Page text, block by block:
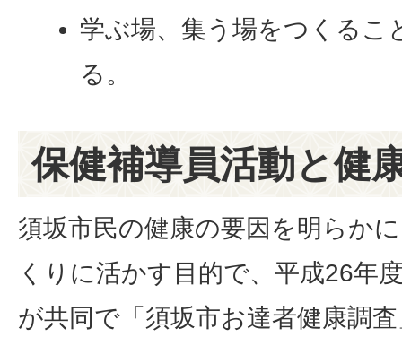
学ぶ場、集う場をつくるこ
る。
保健補導員活動と健
須坂市民の健康の要因を明らか
くりに活かす目的で、平成26年
が共同で「須坂市お達者健康調